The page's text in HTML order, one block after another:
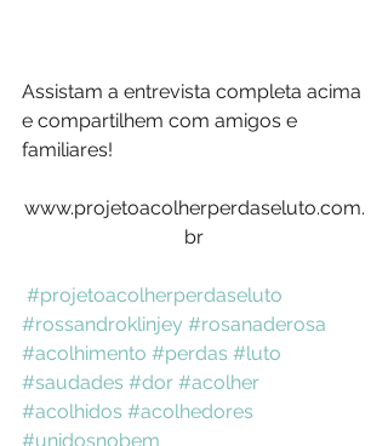
Assistam a entrevista completa acima
e compartilhem com amigos e
familiares!
www.projetoacolherperdaseluto.com.
br
#projetoacolherperdaseluto
#rossandroklinjey #rosanaderosa
#acolhimento #perdas #luto
#saudades #dor #acolher
#acolhidos #acolhedores
#unidosnobem